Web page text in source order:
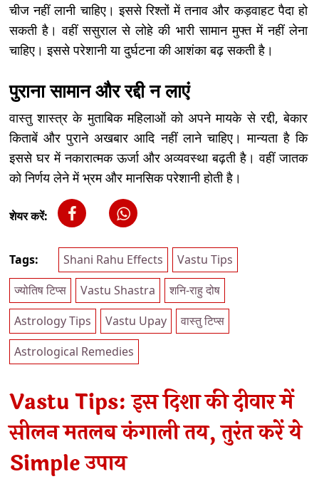
चीज नहीं लानी चाहिए। इससे रिश्तों में तनाव और कड़वाहट पैदा हो
सकती है। वहीं ससुराल से लोहे की भारी सामान मुफ्त में नहीं लेना
चाहिए। इससे परेशानी या दुर्घटना की आशंका बढ़ सकती है।
पुराना सामान और रद्दी न लाएं
वास्तु शास्त्र के मुताबिक महिलाओं को अपने मायके से रद्दी, बेकार
किताबें और पुराने अखबार आदि नहीं लाने चाहिए। मान्यता है कि
इससे घर में नकारात्मक ऊर्जा और अव्यवस्था बढ़ती है। वहीं जातक
को निर्णय लेने में भ्रम और मानसिक परेशानी होती है।
शेयर करें:
Tags: Shani Rahu Effects
Vastu Tips
ज्योतिष टिप्स
Vastu Shastra
शनि-राहु दोष
Astrology Tips
Vastu Upay
वास्तु टिप्स
Astrological Remedies
Vastu Tips: इस दिशा की दीवार में
सीलन मतलब कंगाली तय, तुरंत करें ये
Simple उपाय